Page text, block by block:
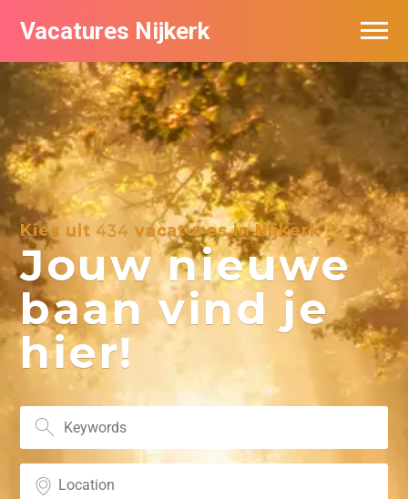
Vacatures Nijkerk
Kies uit 434 vacatures in Nijkerk
Jouw nieuwe
baan vind je
hier!